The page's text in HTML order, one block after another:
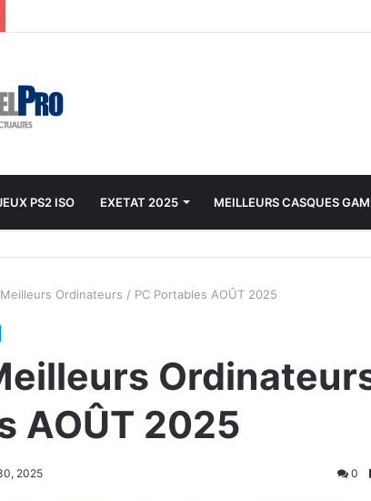
PS2 ISO EXETAT 2025 MEILLEURS CASQUES
Meilleurs Ordinateurs / PC Portables AOÛT 2025
AOÛT 2025
2025 0